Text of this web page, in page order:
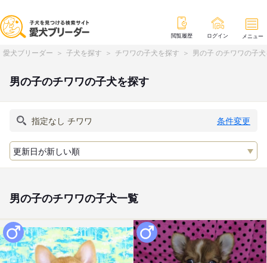
閲覧履歴 ログイン メニュー
愛犬ブリーダー 子犬を探す チワワの子犬を探す 男の子 のチワワの子
男の子のチワワの子犬を探す
条件変更
男の子のチワワの子犬一覧